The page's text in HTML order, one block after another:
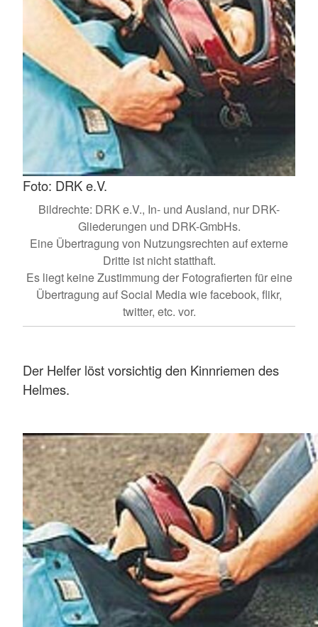
Foto: DRK e.V.
Bildrechte: DRK e.V., In- und Ausland, nur DRK-
Gliederungen und DRK-GmbHs.
Eine Übertragung von Nutzungsrechten auf externe
Dritte ist nicht statthaft.
Es liegt keine Zustimmung der Fotografierten für eine
Übertragung auf Social Media wie facebook, flikr,
twitter, etc. vor.
Der Helfer löst vorsichtig den Kinnriemen des
Helmes.